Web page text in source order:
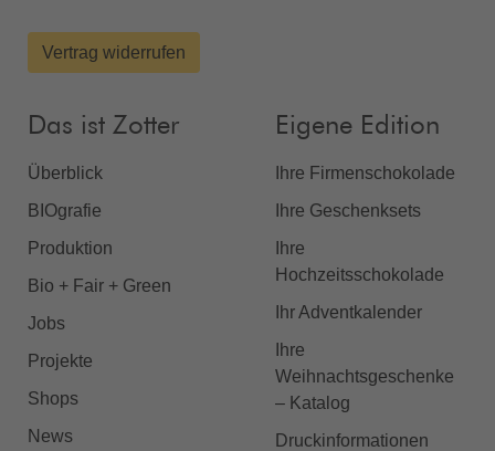
Vertrag widerrufen
Das ist Zotter
Überblick
BIOgrafie
Produktion
Bio + Fair + Green
Jobs
Projekte
Shops
News
Eigene Edition
Ihre Firmenschokolade
Ihre Geschenksets
Ihre
Hochzeitsschokolade
Ihr Adventkalender
Ihre
Weihnachtsgeschenke
– Katalog
Druckinformationen